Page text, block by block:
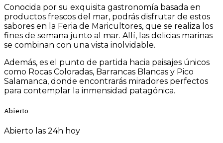
Conocida por su exquisita gastronomía basada en
productos frescos del mar, podrás disfrutar de estos
sabores en la Feria de Maricultores, que se realiza los
fines de semana junto al mar. Allí, las delicias marinas
se combinan con una vista inolvidable.
Además, es el punto de partida hacia paisajes únicos
como Rocas Coloradas, Barrancas Blancas y Pico
Salamanca, donde encontrarás miradores perfectos
para contemplar la inmensidad patagónica.
Abierto
Abierto las 24h hoy